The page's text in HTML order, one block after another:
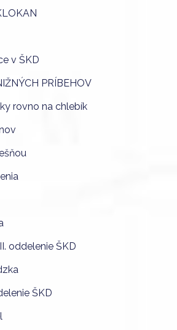
v ŠKD
PRÍBEHOV
rovno na chlebík
oddelenie ŠKD
ŠKD